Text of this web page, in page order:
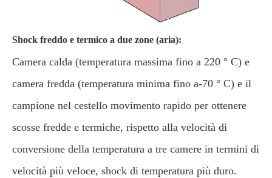
Shock freddo e termico a due zone (aria):
Camera calda (temperatura massima fino a 220 ° C) e
camera fredda (temperatura minima fino a-70 ° C) e il
campione nel cestello movimento rapido per ottenere
scosse fredde e termiche, rispetto alla velocità di
conversione della temperatura a tre camere in termini di
velocità più veloce, shock di temperatura più duro.